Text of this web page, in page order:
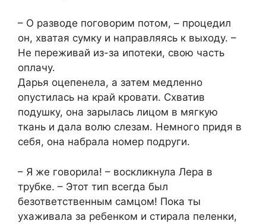
– О разводе поговорим потом, – процедил
он, хватая сумку и направляясь к выходу. –
Не переживай из-за ипотеки, свою часть
оплачу.
Дарья оцепенела, а затем медленно
опустилась на край кровати. Схватив
подушку, она зарылась лицом в мягкую
ткань и дала волю слезам. Немного придя в
себя, она набрала номер подруги.
– Я же говорила! – воскликнула Лера в
трубке. – Этот тип всегда был
безответственным самцом! Пока ты
ухаживала за ребенком и стирала пеленки,